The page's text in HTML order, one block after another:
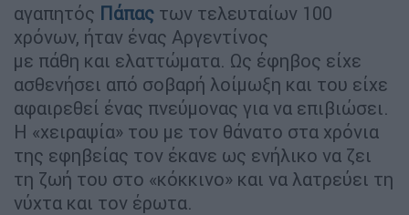
αγαπητός Πάπας των τελευταίων 100
χρόνων, ήταν ένας Αργεντίνος
με πάθη και ελαττώματα. Ως έφηβος είχε
ασθενήσει από σοβαρή λοίμωξη και του είχε
αφαιρεθεί ένας πνεύμονας για να επιβιώσει.
Η «χειραψία» του με τον θάνατο στα χρόνια
της εφηβείας τον έκανε ως ενήλικο να ζει
τη ζωή του στο «κόκκινο» και να λατρεύει τη
νύχτα και τον έρωτα.